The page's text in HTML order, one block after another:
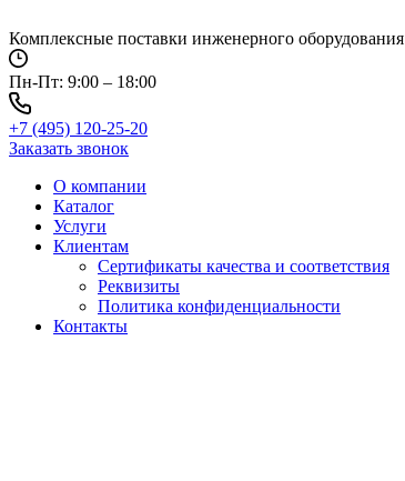
к
содержимому
Комплексные поставки инженерного оборудования
Пн-Пт: 9:00 – 18:00
+7 (495) 120-25-20
Заказать звонок
О компании
Каталог
Услуги
Клиентам
Сертификаты качества и соответствия
Реквизиты
Политика конфиден­циальности
Контакты